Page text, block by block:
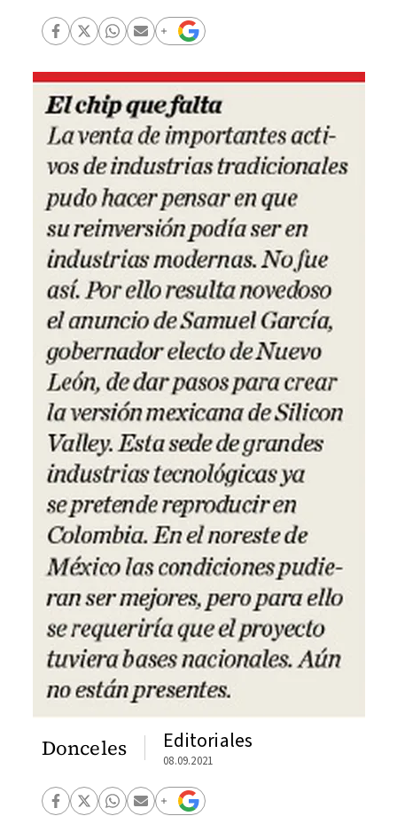
Donceles Editoriales
08.09.2021